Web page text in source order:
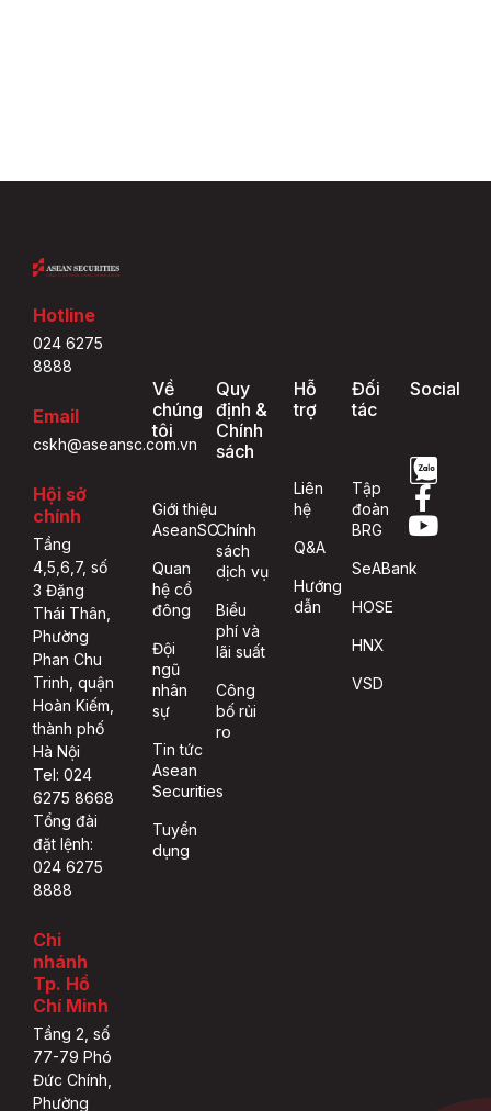
Hotline
024 6275
8888
Email
cskh@aseansc.com.vn
Hội sở
chính
Tầng
4,5,6,7, số
3 Đặng
Thái Thân,
Phường
Phan Chu
Trinh, quận
Hoàn Kiếm,
thành phố
Hà Nội
Tel: 024
6275 8668
Tổng đài
đặt lệnh:
024 6275
8888
Chi
nhánh
Tp. Hồ
Chí Minh
Tầng 2, số
77-79 Phó
Đức Chính,
Phường
Về
chúng
tôi
Giới thiệu
AseanSC
Quan
hệ cổ
đông
Đội
ngũ
nhân
sự
Tin tức
Asean
Securities
Tuyển
dụng
Quy
định &
Chính
sách
Chính
sách
dịch vụ
Biểu
phí và
lãi suất
Công
bố rủi
ro
Hỗ
trợ
Liên
hệ
Q&A
Hướng
dẫn
Đối
tác
Tập
đoàn
BRG
SeABank
HOSE
HNX
VSD
Social